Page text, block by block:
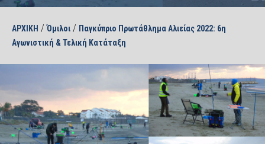
ΑΡΧΙΚΗ /Όμιλοι / Παγκύπριο Πρωτάθλημα Αλιείας 2022: 6η
Αγωνιστική & Τελική Κατάταξη